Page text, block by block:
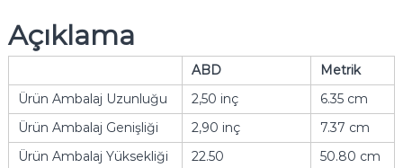
Açıklama
ABD
Metrik
Ürün Ambalaj Uzunluğu
2,50 inç
6.35 cm
Ürün Ambalaj Genişliği
2,90 inç
7.37 cm
Ürün Ambalaj Yüksekliği
22.50
50.80 cm